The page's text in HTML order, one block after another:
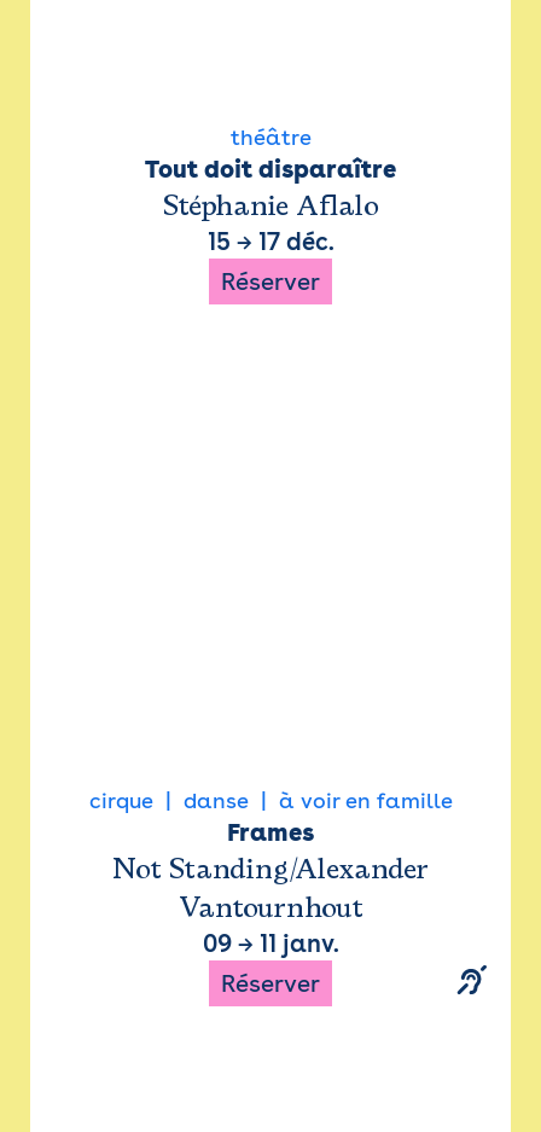
théâtre
Tout doit disparaître
Stéphanie Aflalo
15 → 17 déc.
Réserver
cirque danse à voir en famille
Frames
Not Standing/Alexander
Vantournhout
09→ 11 janv.
Réserver